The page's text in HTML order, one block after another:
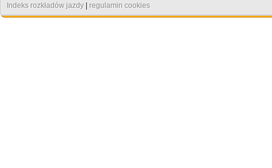
Indeks rozkładów jazdy | regulamin cookies